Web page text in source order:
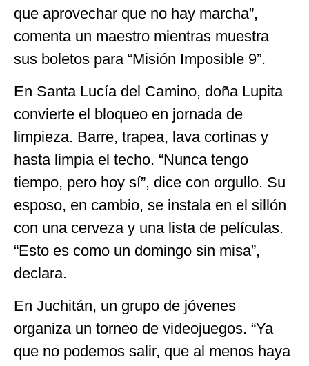
que aprovechar que no hay marcha”,
comenta un maestro mientras muestra
sus boletos para “Misión Imposible 9”.
En Santa Lucía del Camino, doña Lupita
convierte el bloqueo en jornada de
limpieza. Barre, trapea, lava cortinas y
hasta limpia el techo. “Nunca tengo
tiempo, pero hoy sí”, dice con orgullo. Su
esposo, en cambio, se instala en el sillón
con una cerveza y una lista de películas.
“Esto es como un domingo sin misa”,
declara.
En Juchitán, un grupo de jóvenes
organiza un torneo de videojuegos. “Ya
que no podemos salir, que al menos haya